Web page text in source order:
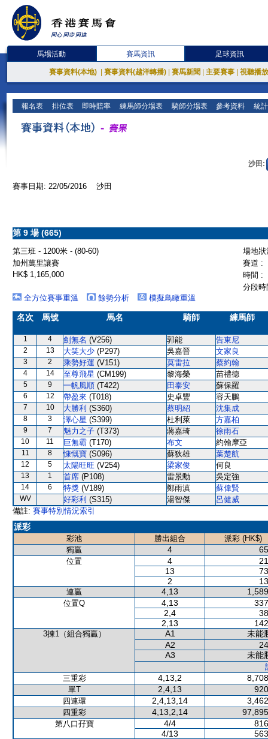
馬場活動 賽馬資訊 足球資訊
賽事資料(本地) 賽事資料(越洋轉播) 賽馬新聞 主要賽事 視聽播
報名表 排位表 即時賠率 練馬師分場表 騎師分場表 參考資料 統
沙田:
賽事日期: 22/05/2016 沙田
第 9 場 (665)
第三班 - 1200米 - (80-60)
場地
加州萬里讓賽
賽道 :
HK$ 1,165,000
時間 :
分段
全方位賽事重溫
餘勢分析 模擬鳥瞰重溫
名次 馬號 馬名 騎師 練馬師
1 4 劍無名 (V256) 郭能 告東尼
2 13 大笑大少 (P297) 吳嘉晉 文家良
3 2 乘勢好運 (V151) 莫雷拉 蔡約翰
4 14 至尊飛星 (CM199) 黎海榮 苗禮德
5 9 一帆風順 (T422) 田泰安 蘇保羅
6 12 帶盈來 (T018) 史卓豐 容天鵬
7 10 大勝利 (S360) 蔡明紹 沈集成
8 3 澤心星 (S399) 杜利萊 方嘉柏
9 7 魅力之子 (T373) 蔣嘉琦 徐雨石
10 11 巨無霸 (T170) 布文 約翰摩亞
11 8 慷慨寶 (S096) 蘇狄雄 葉楚航
12 5 太陽旺旺 (V254) 梁家俊 何良
13 1 首席 (P108) 雷景勳 吳定強
14 6 特獎 (V189) 鄭雨滇 蘇偉賢
WV 好彩利 (S315) 湯智傑
呂健威
備註: 賽事特別情況索引
派彩
彩池 勝出組合
派彩 (HK$)
獨贏
4
位置 4
13
2
連贏 4,13
位置Q 4,13
2,4
2,13
3揀1（組合獨贏） A1
未能
A2
A3
未能
三重彩
4,13,2
單T 2,4,13
四連環 2,4,13,14
四重彩 4,13,2,14
第八口孖寶 4/4
4/13